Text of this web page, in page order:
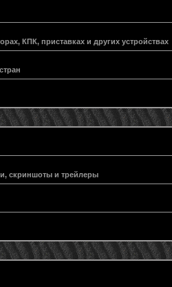
КПК, приставках и других устройствах
скриншоты и трейлеры